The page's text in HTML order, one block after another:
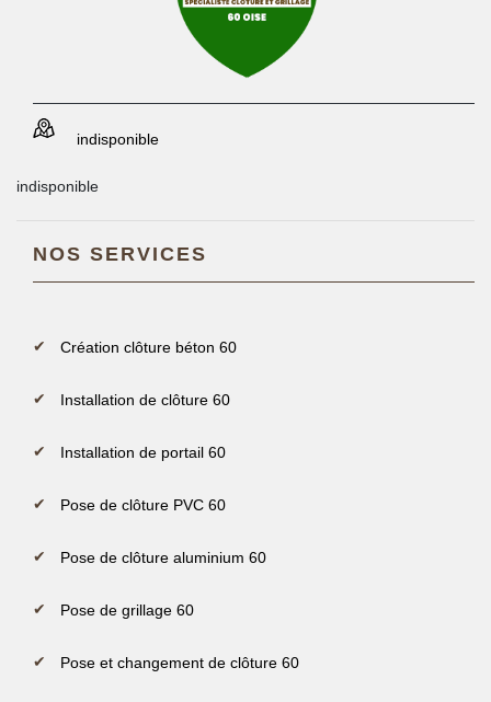
indisponible
indisponible
NOS SERVICES
Création clôture béton 60
Installation de clôture 60
Installation de portail 60
Pose de clôture PVC 60
Pose de clôture aluminium 60
Pose de grillage 60
Pose et changement de clôture 60